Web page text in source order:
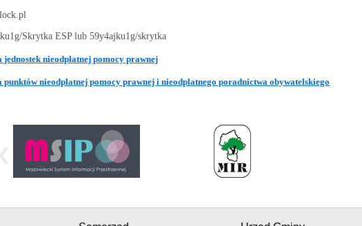
Skrytka ESP lub 59y4ajku1g/skrytka
nieodpłatnej pomocy prawnej
nieodpłatnej pomocy prawnej i nieodplatnego poradnictwa obywatelskiego